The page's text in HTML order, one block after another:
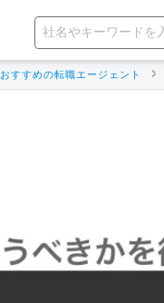
おすすめの転職エージェント